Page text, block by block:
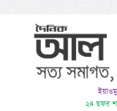
২৪ ছফর